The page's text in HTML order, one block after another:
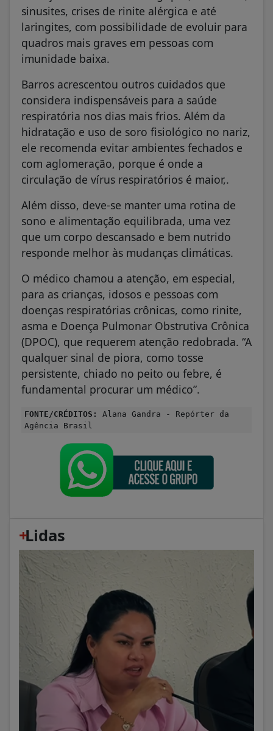
sinusites, crises de rinite alérgica e até
laringites, com possibilidade de evoluir para
quadros mais graves em pessoas com
imunidade baixa.
Barros acrescentou outros cuidados que
considera indispensáveis para a saúde
respiratória nos dias mais frios. Além da
hidratação e uso de soro fisiológico no nariz,
ele recomenda evitar ambientes fechados e
com aglomeração, porque é onde a
circulação de vírus respiratórios é maior,.
Além disso, deve-se manter uma rotina de
sono e alimentação equilibrada, uma vez
que um corpo descansado e bem nutrido
responde melhor às mudanças climáticas.
O médico chamou a atenção, em especial,
para as crianças, idosos e pessoas com
doenças respiratórias crônicas, como rinite,
asma e Doença Pulmonar Obstrutiva Crônica
(DPOC), que requerem atenção redobrada. “A
qualquer sinal de piora, como tosse
persistente, chiado no peito ou febre, é
fundamental procurar um médico”.
FONTE/CRÉDITOS:
Alana Gandra - Repórter da
Agência Brasil
+
Lidas